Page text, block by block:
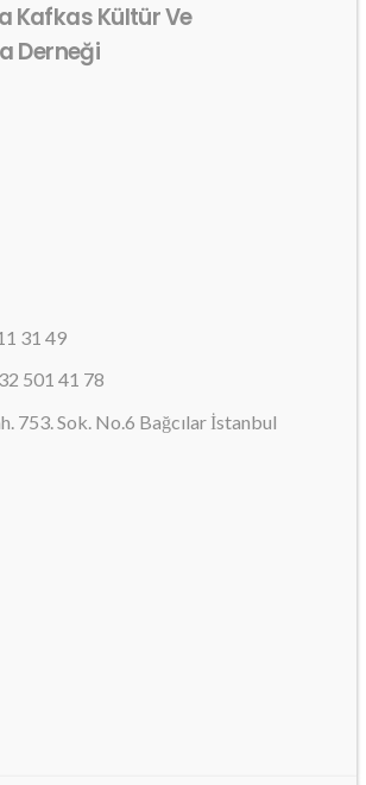
Kafkas Kültür Ve
Derneği
31 49
501 41 78
753. Sok. No.6 Bağcılar İstanbul